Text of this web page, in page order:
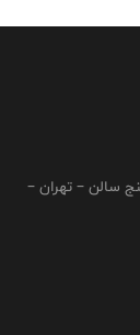
سالن – تهران –